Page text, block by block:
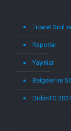
Ticaret Sicil
Raporlar
Yayınlar
Belgeler ve
DidimTO